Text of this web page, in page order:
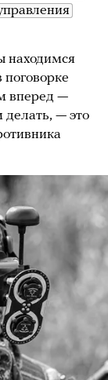
находимся
поговорке
вперед —
— это